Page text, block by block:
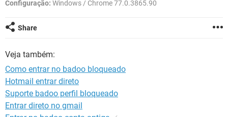
Configuração: Windows / Chrome 77.0.3865.90
Share
Veja também:
Como entrar no badoo bloqueado
Hotmail entrar direto
Suporte badoo perfil bloqueado
Entrar direto no gmail